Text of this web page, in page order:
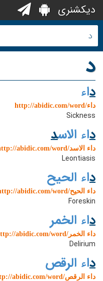
دیکشنری
د
داء
http://abidic.com/word/داء
Sickness
داء الاسد
http://abidic.com/word/داء الاسد
Leontiasis
داء الحیح
http://abidic.com/word/داء الحیح
Foreskin
داء الخمر
http://abidic.com/word/داء الخمر
Delirium
داء الرقص
http://abidic.com/word/داء الرقص